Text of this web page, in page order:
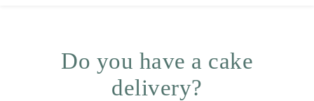
Do you have a cake
delivery?